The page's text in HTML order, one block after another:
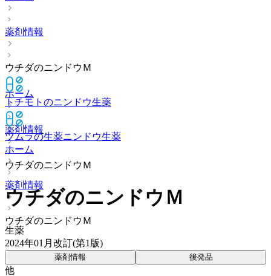
薬剤情報
ウチダのニンドウＭ
トチモトのニンドウ生薬
ツムラの生薬ニンドウ生薬
ホーム
薬剤情報
ウチダのニンドウＭ
ホーム
薬剤情報
ウチダのニンドウＭ
ウチダのニンドウＭ
生薬
2024年01月改訂(第1版)
薬剤情報 後発品
他